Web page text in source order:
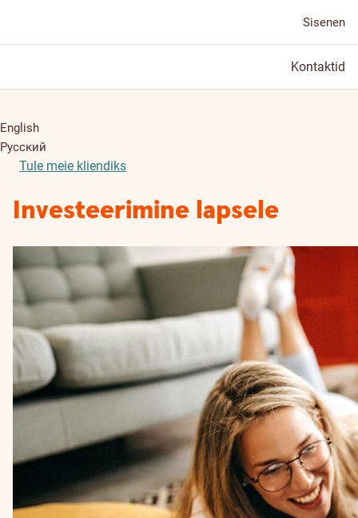
Sisenen
Kontaktid
English
Русский
Tule meie kliendiks
Investeerimine lapsele